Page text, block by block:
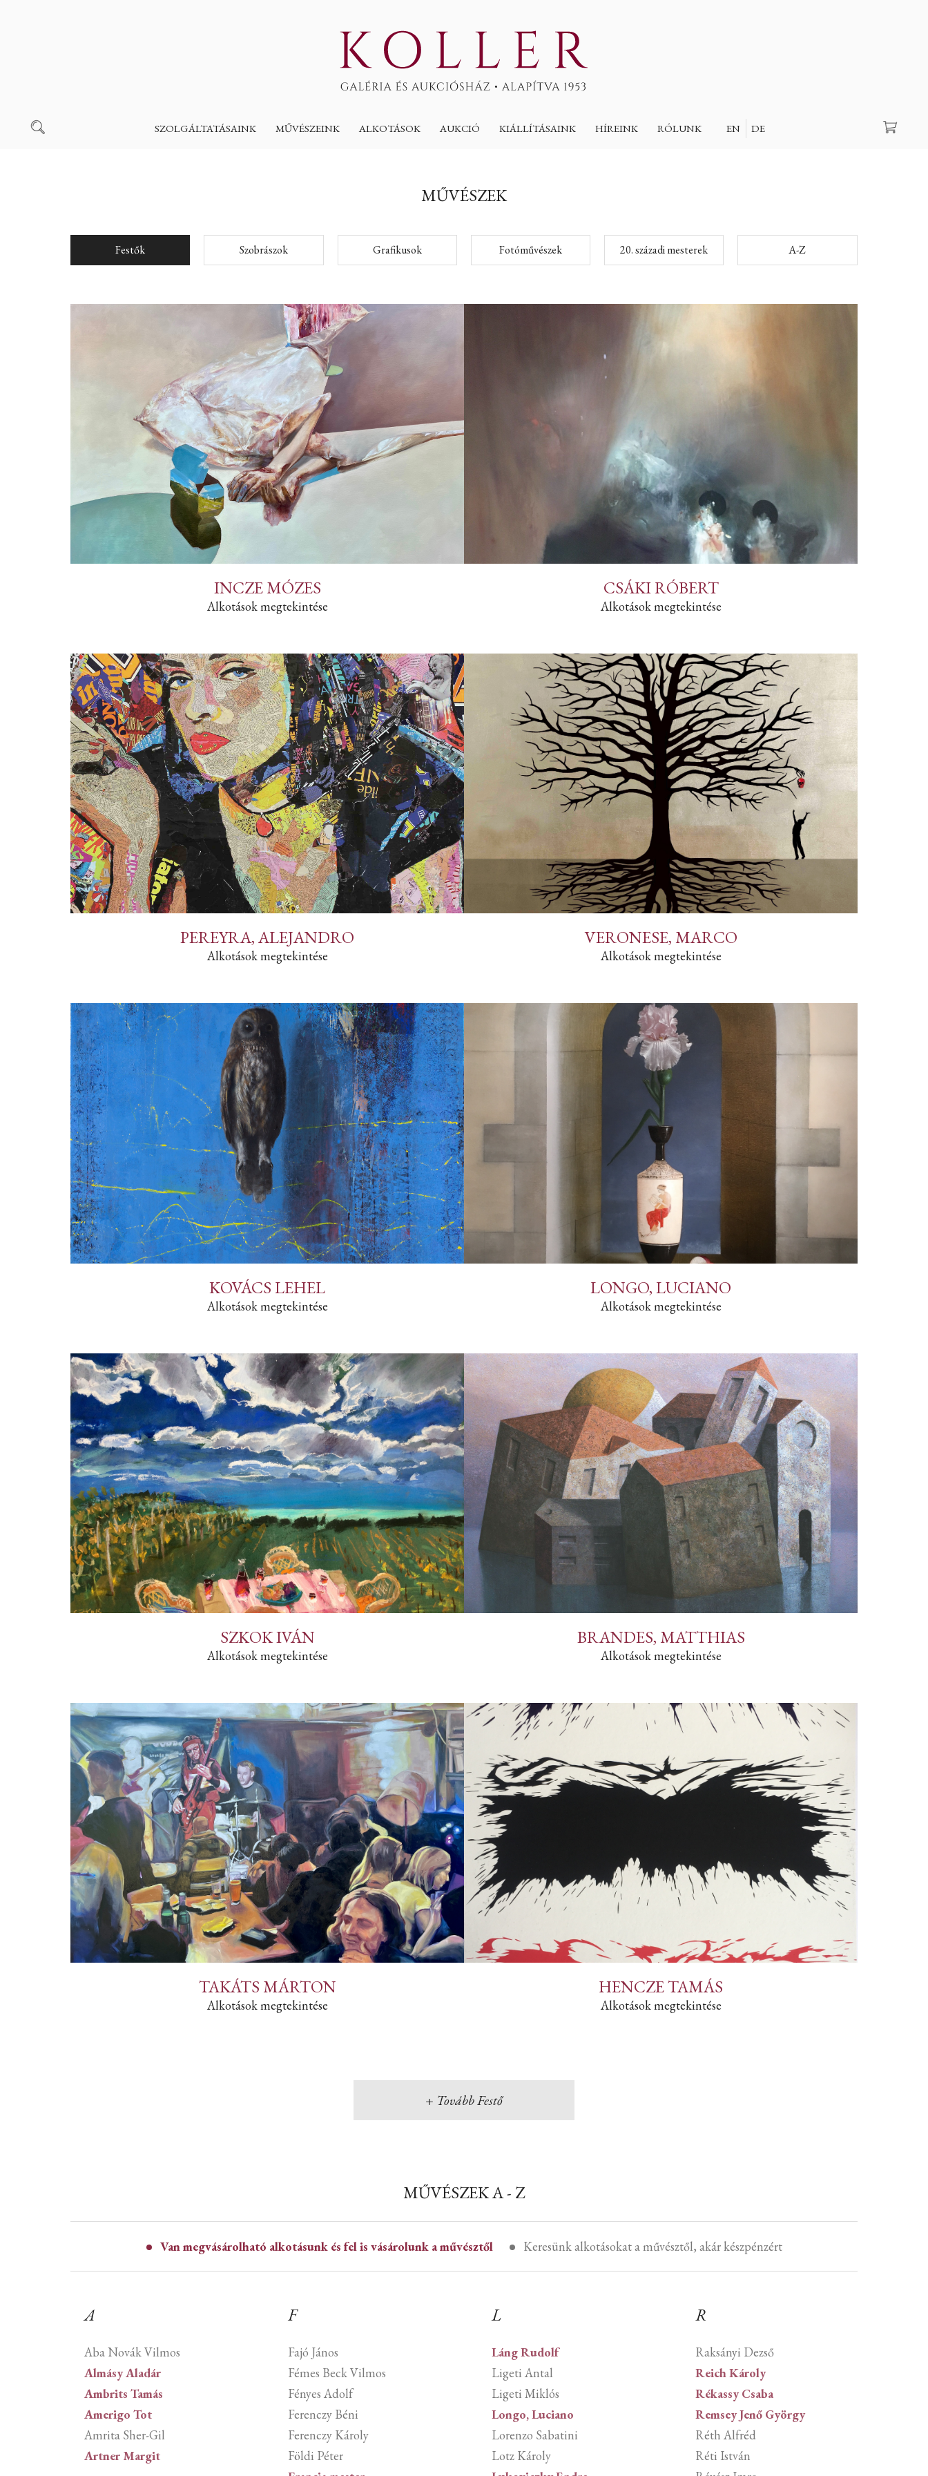
SZOLGÁLTATÁSAINK MŰVÉSZEINK ALKOTÁSOK AUKCIÓ KIÁLLÍTÁSAINK HÍREINK RÓLUNK EN DE
Keresés
MŰVÉSZEK
Festők Szobrászok Grafikusok Fotóművészek 20. századi mesterek A-Z
INCZE MÓZES
Alkotások megtekintése
CSÁKI RÓBERT
Alkotások megtekintése
PEREYRA, ALEJANDRO
Alkotások megtekintése
VERONESE, MARCO
Alkotások megtekintése
KOVÁCS LEHEL
Alkotások megtekintése
LONGO, LUCIANO
Alkotások megtekintése
SZKOK IVÁN
Alkotások megtekintése
BRANDES, MATTHIAS
Alkotások megtekintése
TAKÁTS MÁRTON
Alkotások megtekintése
HENCZE TAMÁS
Alkotások megtekintése
+ Tovább Festő
MŰVÉSZEK A - Z
Van megvásárolható alkotásunk és fel is vásárolunk a művésztől Keresünk alkotásokat a művésztől, akár készpénzért
A
Aba Novák Vilmos
Almásy Aladár
Ambrits Tamás
Amerigo Tot
Amrita Sher-Gil
Artner Margit
F
Fajó János
Fémes Beck Vilmos
Fényes Adolf
Ferenczy Béni
Ferenczy Károly
Földi Péter
L
Láng Rudolf
Ligeti Antal
Ligeti Miklós
Longo, Luciano
Lorenzo Sabatini
Lotz Károly
R
Raksányi Dezső
Reich Károly
Rékassy Csaba
Remsey Jenő György
Réth Alfréd
Réti István